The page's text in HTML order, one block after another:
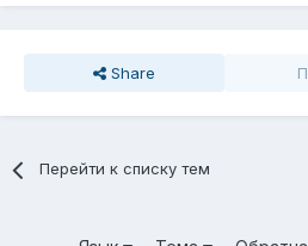
Share
Перейти к списку тем